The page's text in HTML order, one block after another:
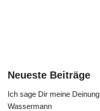
Neueste Beiträge
Ich sage Dir meine
Wassermann